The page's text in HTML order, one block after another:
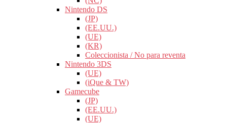
Nintendo DS
(JP)
(EE.UU.)
(UE)
(KR)
Coleccionista / No para reventa
Nintendo 3DS
(UE)
(iQue & TW)
Gamecube
(JP)
(EE.UU.)
(UE)